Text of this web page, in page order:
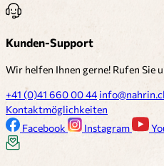
Kunden-Support
Wir helfen Ihnen gerne! Rufen Sie
+41 (0)41 660 00 44
Kontaktmöglichkeiten
Facebook
Instagram